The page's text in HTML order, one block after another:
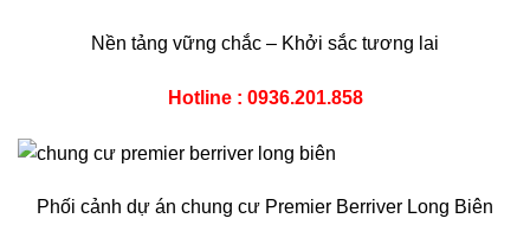
Nền tảng vững chắc – Khởi sắc tương lai
Hotline : 0936.201.858
Phối cảnh dự án chung cư Premier Berriver Long Biên